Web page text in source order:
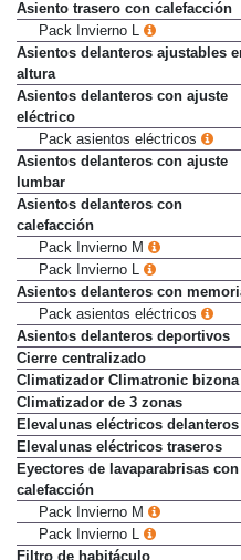
Arranque sin llave
Asiento trasero con calefacción
Pack Invierno L
Asientos delanteros ajustables en
altura
Asientos delanteros con ajuste
eléctrico
Pack asientos eléctricos
Asientos delanteros con ajuste
lumbar
Asientos delanteros con
calefacción
Pack Invierno M
Pack Invierno L
Asientos delanteros con memoria
Pack asientos eléctricos
Asientos delanteros deportivos
Cierre centralizado
Climatizador Climatronic bizona
Climatizador de 3 zonas
Elevalunas eléctricos delanteros
Elevalunas eléctricos traseros
Eyectores de lavaparabrisas con
calefacción
Pack Invierno M
Pack Invierno L